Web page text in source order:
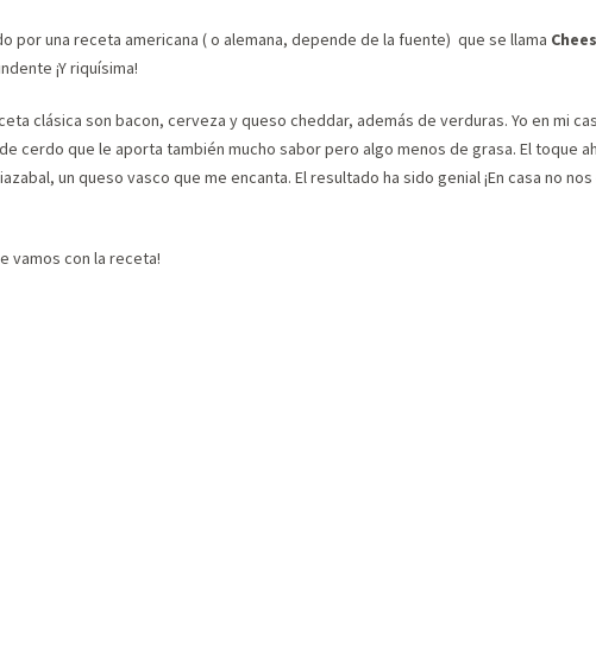
por una receta americana ( o alemana, depende de la fuente) que se llama
¡Y riquísima!
clásica son bacon, cerveza y queso cheddar, además de verduras. Yo en mi
cerdo que le aporta también mucho sabor pero algo menos de grasa. El toque
un queso vasco que me encanta. El resultado ha sido genial ¡En casa no
vamos con la receta!